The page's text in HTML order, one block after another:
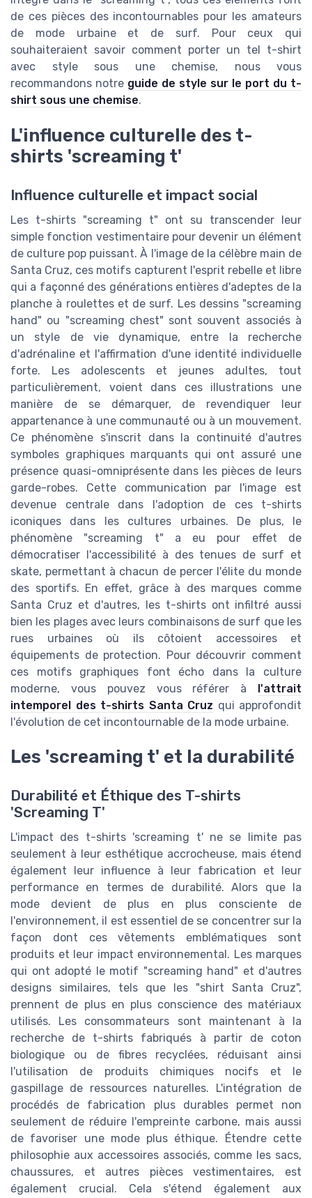
de ces pièces des incontournables pour les amateurs
de mode urbaine et de surf. Pour ceux qui
souhaiteraient savoir comment porter un tel t-shirt
avec style sous une chemise, nous vous
recommandons notre guide de style sur le port du t-
shirt sous une chemise.
L'influence culturelle des t-
shirts 'screaming t'
Influence culturelle et impact social
Les t-shirts "screaming t" ont su transcender leur
simple fonction vestimentaire pour devenir un élément
de culture pop puissant. À l'image de la célèbre main de
Santa Cruz, ces motifs capturent l'esprit rebelle et libre
qui a façonné des générations entières d'adeptes de la
planche à roulettes et de surf. Les dessins "screaming
hand" ou "screaming chest" sont souvent associés à
un style de vie dynamique, entre la recherche
d'adrénaline et l'affirmation d'une identité individuelle
forte. Les adolescents et jeunes adultes, tout
particulièrement, voient dans ces illustrations une
manière de se démarquer, de revendiquer leur
appartenance à une communauté ou à un mouvement.
Ce phénomène s'inscrit dans la continuité d'autres
symboles graphiques marquants qui ont assuré une
présence quasi-omniprésente dans les pièces de leurs
garde-robes. Cette communication par l'image est
devenue centrale dans l'adoption de ces t-shirts
iconiques dans les cultures urbaines. De plus, le
phénomène "screaming t" a eu pour effet de
démocratiser l'accessibilité à des tenues de surf et
skate, permettant à chacun de percer l'élite du monde
des sportifs. En effet, grâce à des marques comme
Santa Cruz et d'autres, les t-shirts ont infiltré aussi
bien les plages avec leurs combinaisons de surf que les
rues urbaines où ils côtoient accessoires et
équipements de protection. Pour découvrir comment
ces motifs graphiques font écho dans la culture
moderne, vous pouvez vous référer à l'attrait
intemporel des t-shirts Santa Cruz qui approfondit
l'évolution de cet incontournable de la mode urbaine.
Les 'screaming t' et la durabilité
Durabilité et Éthique des T-shirts
'Screaming T'
L'impact des t-shirts 'screaming t' ne se limite pas
seulement à leur esthétique accrocheuse, mais étend
également leur influence à leur fabrication et leur
performance en termes de durabilité. Alors que la
mode devient de plus en plus consciente de
l'environnement, il est essentiel de se concentrer sur la
façon dont ces vêtements emblématiques sont
produits et leur impact environnemental. Les marques
qui ont adopté le motif "screaming hand" et d'autres
designs similaires, tels que les "shirt Santa Cruz",
prennent de plus en plus conscience des matériaux
utilisés. Les consommateurs sont maintenant à la
recherche de t-shirts fabriqués à partir de coton
biologique ou de fibres recyclées, réduisant ainsi
l'utilisation de produits chimiques nocifs et le
gaspillage de ressources naturelles. L'intégration de
procédés de fabrication plus durables permet non
seulement de réduire l'empreinte carbone, mais aussi
de favoriser une mode plus éthique. Étendre cette
philosophie aux accessoires associés, comme les sacs,
chaussures, et autres pièces vestimentaires, est
également crucial. Cela s'étend également aux